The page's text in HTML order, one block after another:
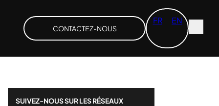
CONTACTEZ-NOUS
FR EN
SUIVEZ-NOUS SUR LES RÉSEAUX